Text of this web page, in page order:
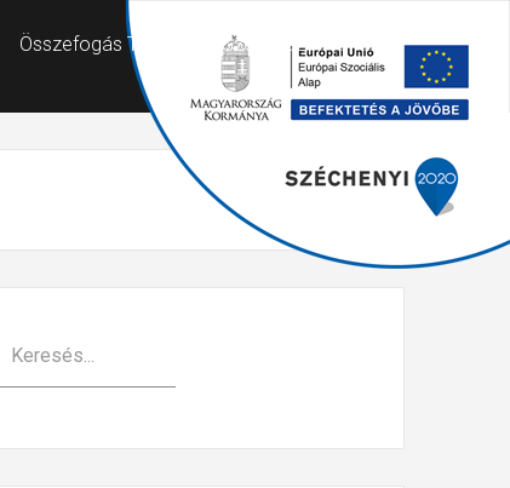
Összefogás Támogató Szolgálat